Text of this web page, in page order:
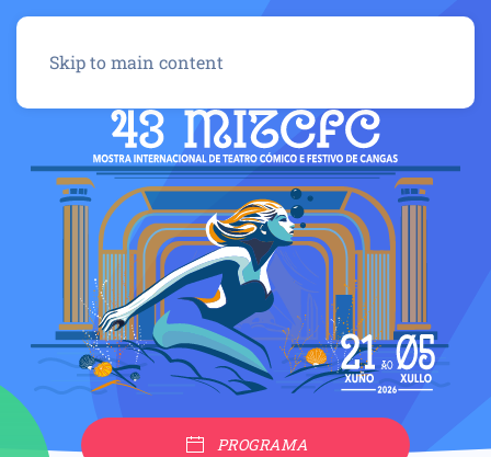
Skip to main content
PROGRAMA